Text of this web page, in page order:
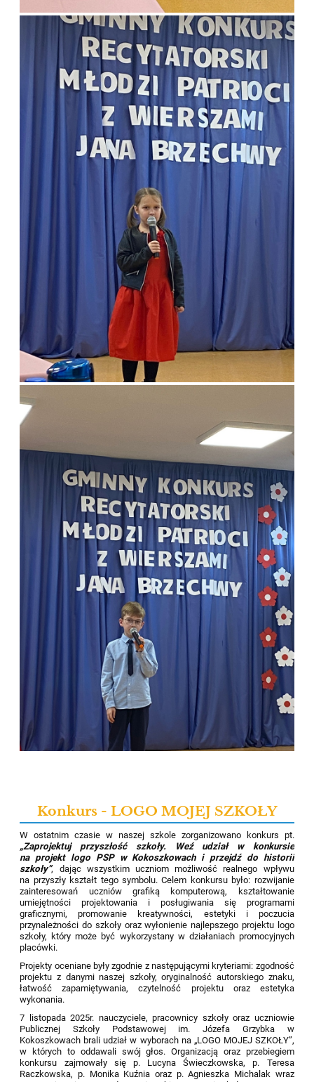
Konkurs - LOGO MOJEJ SZKOŁY
W ostatnim czasie w naszej szkole zorganizowano konkurs pt.
„Zaprojektuj przyszłość szkoły. Weź udział w konkursie
na projekt logo PSP w Kokoszkowach i przejdź do historii
szkoły”, dając wszystkim uczniom możliwość realnego wpływu
na przyszły kształt tego symbolu. Celem konkursu było: rozwijanie
zainteresowań uczniów grafiką komputerową, kształtowanie
umiejętności projektowania i posługiwania się programami
graficznymi, promowanie kreatywności, estetyki i poczucia
przynależności do szkoły oraz wyłonienie najlepszego projektu logo
szkoły, który może być wykorzystany w działaniach promocyjnych
placówki.
Projekty oceniane były zgodnie z następującymi kryteriami: zgodność
projektu z danymi naszej szkoły, oryginalność autorskiego znaku,
łatwość zapamiętywania, czytelność projektu oraz estetyka
wykonania.
7 listopada 2025r. nauczyciele, pracownicy szkoły oraz uczniowie
Publicznej Szkoły Podstawowej im. Józefa Grzybka w
Kokoszkowach brali udział w wyborach na „LOGO MOJEJ SZKOŁY”,
w których to oddawali swój głos. Organizacją oraz przebiegiem
konkursu zajmowały się p. Lucyna Świeczkowska, p. Teresa
Raczkowska, p. Monika Kuźnia oraz p. Agnieszka Michalak wraz